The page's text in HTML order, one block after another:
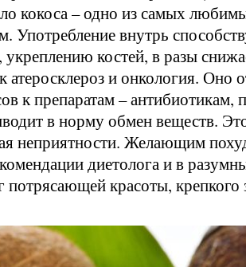
кокоса – одно из самых
Употребление внутрь
костей, в разы
атеросклероз и онкология. Оно
к препаратам –
в норму обмен веществ.
неприятности. Желающим
диетолога и в
красоты, крепкого